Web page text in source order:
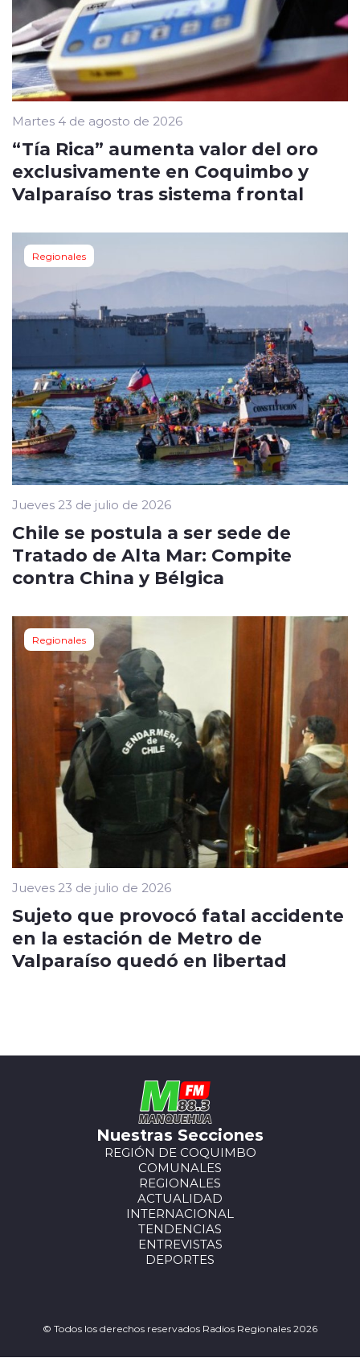
Martes 4 de agosto de 2026
“Tía Rica” aumenta valor del oro
exclusivamente en Coquimbo y
Valparaíso tras sistema frontal
Regionales
Jueves 23 de julio de 2026
Chile se postula a ser sede de
Tratado de Alta Mar: Compite
contra China y Bélgica
Regionales
Jueves 23 de julio de 2026
Sujeto que provocó fatal accidente
en la estación de Metro de
Valparaíso quedó en libertad
Nuestras Secciones
REGIÓN DE COQUIMBO
COMUNALES
REGIONALES
ACTUALIDAD
INTERNACIONAL
TENDENCIAS
ENTREVISTAS
DEPORTES
© Todos los derechos reservados Radios Regionales 2026